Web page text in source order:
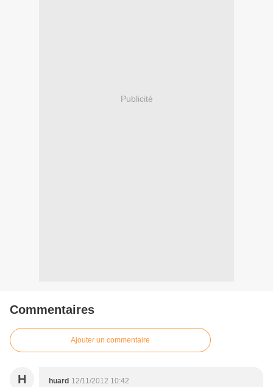
Publicité
Commentaires
Ajouter un commentaire
H huard 12/11/2012 10:42